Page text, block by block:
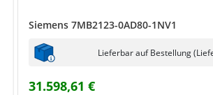
Siemens 7MB2123-0AD80-1NV1
Lieferbar auf Bestellung
31.598,61 €